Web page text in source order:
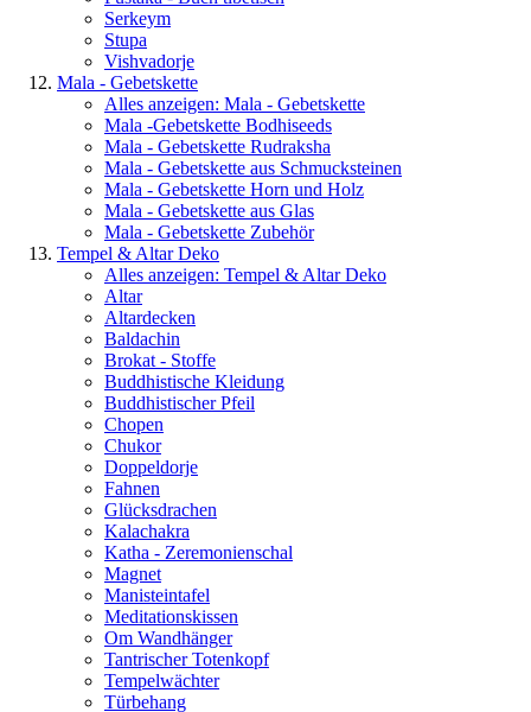
Serkeym
Stupa
Vishvadorje
Mala - Gebetskette
Alles anzeigen: Mala - Gebetskette
Mala -Gebetskette Bodhiseeds
Mala - Gebetskette Rudraksha
Mala - Gebetskette aus Schmucksteinen
Mala - Gebetskette Horn und Holz
Mala - Gebetskette aus Glas
Mala - Gebetskette Zubehör
Tempel & Altar Deko
Alles anzeigen: Tempel & Altar Deko
Altar
Altardecken
Baldachin
Brokat - Stoffe
Buddhistische Kleidung
Buddhistischer Pfeil
Chopen
Chukor
Doppeldorje
Fahnen
Glücksdrachen
Kalachakra
Katha - Zeremonienschal
Magnet
Manisteintafel
Meditationskissen
Om Wandhänger
Tantrischer Totenkopf
Tempelwächter
Türbehang